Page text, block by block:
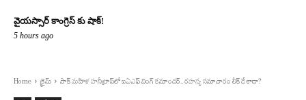
వైయస్సార్ కాంగ్రెస్ కు షాక్!
5 hours ago